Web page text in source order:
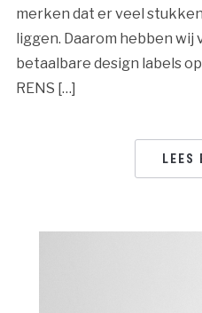
merken dat er veel
liggen. Daarom hebben wij
betaalbare design labels
RENS […]
LEES